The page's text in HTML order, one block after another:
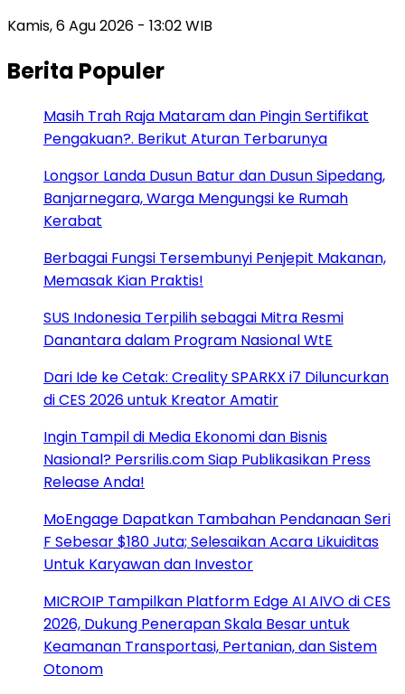
Kamis, 6 Agu 2026 - 13:02 WIB
Berita Populer
Masih Trah Raja Mataram dan Pingin Sertifikat
Pengakuan?. Berikut Aturan Terbarunya
Longsor Landa Dusun Batur dan Dusun Sipedang,
Banjarnegara, Warga Mengungsi ke Rumah
Kerabat
Berbagai Fungsi Tersembunyi Penjepit Makanan,
Memasak Kian Praktis!
SUS Indonesia Terpilih sebagai Mitra Resmi
Danantara dalam Program Nasional WtE
Dari Ide ke Cetak: Creality SPARKX i7 Diluncurkan
di CES 2026 untuk Kreator Amatir
Ingin Tampil di Media Ekonomi dan Bisnis
Nasional? Persrilis.com Siap Publikasikan Press
Release Anda!
MoEngage Dapatkan Tambahan Pendanaan Seri
F Sebesar $180 Juta; Selesaikan Acara Likuiditas
Untuk Karyawan dan Investor
MICROIP Tampilkan Platform Edge AI AIVO di CES
2026, Dukung Penerapan Skala Besar untuk
Keamanan Transportasi, Pertanian, dan Sistem
Otonom